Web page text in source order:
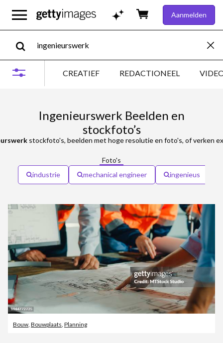
Aanmelden
CREATIEF REDACTIONEEL
Ingenieurswerk Beelden en
stockfoto’s
stockfoto's, beelden met hoge resolutie en foto's, of verken
Foto's
industrie
mechanical engineer ingenieus
Bouw Bouwplaats Planning